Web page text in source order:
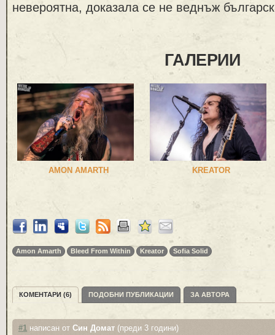
невероятна, доказала се не веднъж
ГАЛЕРИИ
AMON AMARTH KREATOR
Amon Amarth Bleed From Within Kreator Sofia Solid
КОМЕНТАРИ (6) ПОДОБНИ ПУБЛИКАЦИИ ЗА АВТОРА
#1 написан от Син Домат (преди 3 години)